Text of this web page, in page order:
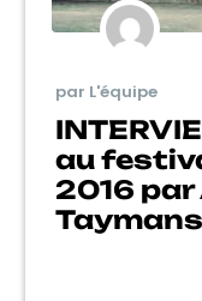
par L'équipe
au
2016 par
Taymans